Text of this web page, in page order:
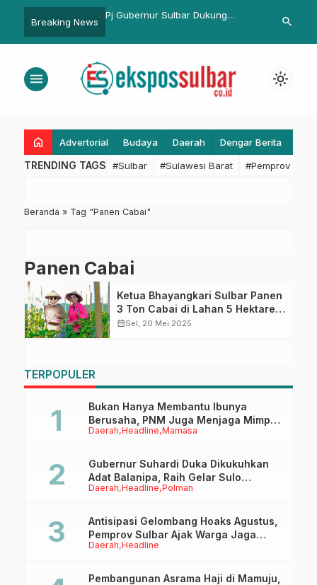
Breaking News
Berantas Korupsi
Pj Gubernur Sulbar Dukung
Secara Serentak Seluruh Kanwil
KALLA
Net Zero
search
menu light_mode
home Advertorial Budaya Daerah Dengar Berita
TRENDING TAGS #Sulbar #Sulawesi Barat #Pemprov
Beranda » Tag "Panen Cabai"
Panen Cabai
Ketua Bhayangkari Sulbar Panen
3 Ton Cabai di Lahan 5 Hektare,
Wujud Kesuburan Tanah dan
calendar_monthSel, 20 Mei 2025
TERPOPULER
Daerah Headline Mamasa
Bukan Hanya Membantu Ibunya
Berusaha, PNM Juga Menjaga Mimpi
Anaknya Untuk Menggapai Cita-Cita
Daerah Headline Polman
Gubernur Suhardi Duka Dikukuhkan
Adat Balanipa, Raih Gelar Sulo
Tappidena
Daerah Headline
Antisipasi Gelombang Hoaks Agustus,
Pemprov Sulbar Ajak Warga Jaga
Ruang Digital
Pembangunan Asrama Haji di Mamuju,